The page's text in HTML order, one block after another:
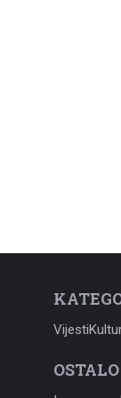
Vijesti
OSTALO